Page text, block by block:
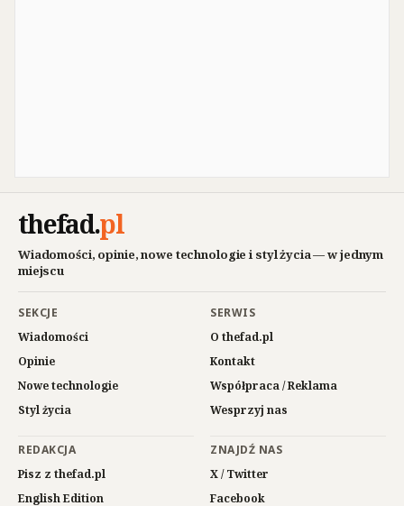
thefad.pl
Wiadomości, opinie, nowe technologie i styl życia — w jednym
miejscu
SEKCJE
Wiadomości
Opinie
Nowe technologie
Styl życia
SERWIS
O thefad.pl
Kontakt
Współpraca / Reklama
Wesprzyj nas
REDAKCJA
Pisz z thefad.pl
English Edition
ZNAJDŹ NAS
X / Twitter
Facebook